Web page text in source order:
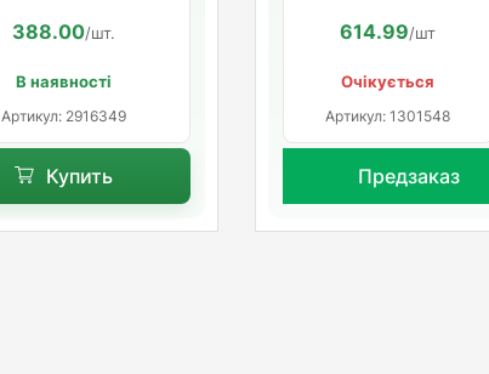
388.00/шт.
В наявності
Артикул: 2916349
Купить
614.99/шт
Очікується
Артикул: 1301548
Предзаказ